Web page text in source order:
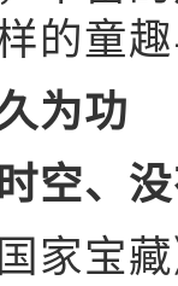
的童
为功
空、
宝藏